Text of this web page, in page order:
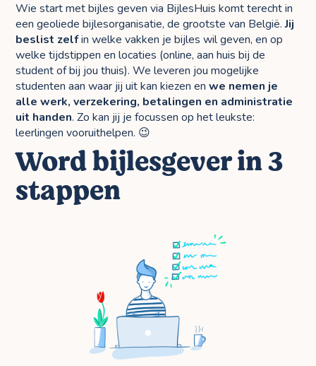
Wie start met bijles geven via BijlesHuis komt terecht in
een geoliede bijlesorganisatie, de grootste van België.Jij
beslist zelfin welke vakken je bijles wil geven, en op
welke tijdstippen en locaties (online, aan huis bij de
student of bij jou thuis). We leveren jou mogelijke
studenten aan waar jij uit kan kiezen enwe nemen je
alle werk, verzekering, betalingen en administratie
uit handen. Zo kan jij je focussen op het leukste:
leerlingen vooruithelpen. 😉
Word bijlesgever in 3
stappen